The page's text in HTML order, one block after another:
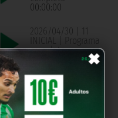
×
00:00:00
2026/04/30 | 11
INICIAL | Programa
completo
2026/04/29 | 11
INICIAL | Programa
completo
00:00:00